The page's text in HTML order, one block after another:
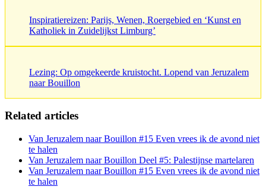
Inspiratiereizen: Parijs, Wenen, Roergebied en ‘Kunst en
Katholiek in Zuidelijkst Limburg’
Lezing: Op omgekeerde kruistocht. Lopend van Jeruzalem
naar Bouillon
Related articles
Van Jeruzalem naar Bouillon #15 Even vrees ik de avond niet
te halen
Van Jeruzalem naar Bouillon Deel #5: Palestijnse martelaren
Van Jeruzalem naar Bouillon #15 Even vrees ik de avond niet
te halen